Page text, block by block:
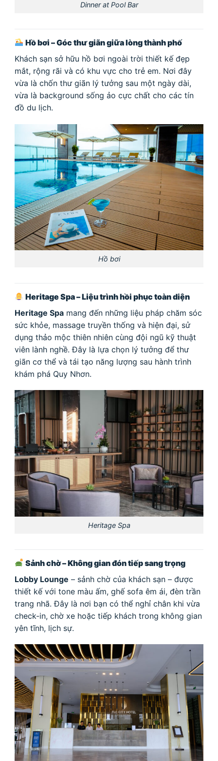
Dinner at Pool Bar
Hồ bơi – Góc thư giãn giữa lòng thành phố
Khách sạn sở hữu hồ bơi ngoài trời thiết kế đẹp
mắt, rộng rãi và có khu vực cho trẻ em. Nơi đây
vừa là chốn thư giãn lý tưởng sau một ngày dài,
vừa là background sống ảo cực chất cho các tín
đồ du lịch.
Hồ bơi
Heritage Spa – Liệu trình hồi phục toàn diện
Heritage Spa mang đến những liệu pháp chăm sóc
sức khỏe, massage truyền thống và hiện đại, sử
dụng thảo mộc thiên nhiên cùng đội ngũ kỹ thuật
viên lành nghề. Đây là lựa chọn lý tưởng để thư
giãn cơ thể và tái tạo năng lượng sau hành trình
khám phá Quy Nhơn.
Heritage Spa
Sảnh chờ – Không gian đón tiếp sang trọng
Lobby Lounge – sảnh chờ của khách sạn – được
thiết kế với tone màu ấm, ghế sofa êm ái, đèn trần
trang nhã. Đây là nơi bạn có thể nghỉ chân khi vừa
check-in, chờ xe hoặc tiếp khách trong không gian
yên tĩnh, lịch sự.